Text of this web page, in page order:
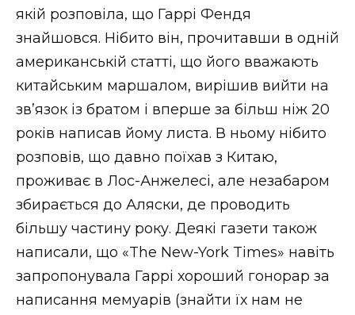
якій розповіла, що Гаррі Фендя
знайшовся. Нібито він, прочитавши в одній
американській статті, що його вважають
китайським маршалом, вирішив вийти на
зв’язок із братом і вперше за більш ніж 20
років написав йому листа. В ньому нібито
розповів, що давно поїхав з Китаю,
проживає в Лос-Анжелесі, але незабаром
збирається до Аляски, де проводить
більшу частину року. Деякі газети також
написали, що «The New-York Times» навіть
запропонувала Гаррі хороший гонорар за
написання мемуарів (знайти їх нам не